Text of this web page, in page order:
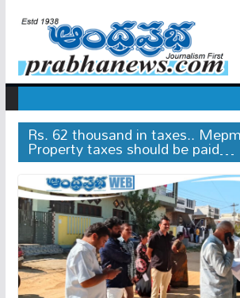
Rs. 62 thousand in taxes..
Property taxes should be paid…